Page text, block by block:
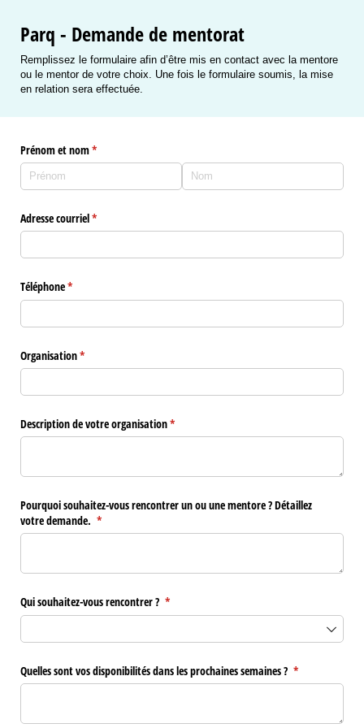
Parq - Demande de mentorat
Remplissez le formulaire afin d’être mis en contact avec la mentore
ou le mentor de votre choix. Une fois le formulaire soumis, la mise
en relation sera effectuée.
Prénom et nom*
(requis)
Adresse courriel*
(requis)
Téléphone*
(requis)
Organisation*
(requis)
Description de votre organisation*
(requis)
Pourquoi souhaitez-vous rencontrer un ou une mentore ? Détaillez
votre demande. *
(requis)
Qui souhaitez-vous rencontrer ? *
(requis)
Quelles sont vos disponibilités dans les prochaines semaines ? *
(requis)